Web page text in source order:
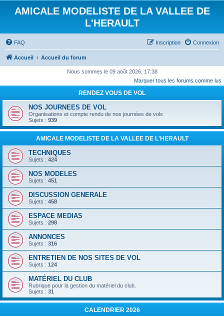
AMICALE MODELISTE DE LA VALLEE DE
L'HERAULT
FAQ Connexion
Inscription
Accueil Accueil du forum
Nous sommes le 09 août 2026, 17:38
Marquer tous les forums comme lus
RENDEZ VOUS DE VOL
NOS JOURNEES DE VOL
Organisations et compte rendu de nos journées de vols
Sujets : 939
AMICALE MODELISTE DE LA VALLEE DE L'HERAULT
TECHNIQUES
Sujets : 424
NOS MODELES
Sujets : 451
DISCUSSION GENERALE
Sujets : 458
ESPACE MEDIAS
Sujets : 298
ANNONCES
Sujets : 316
ENTRETIEN DE NOS SITES DE VOL
Sujets : 124
MATÉRIEL DU CLUB
Rubrique pour la gestion du matériel du club.
Sujets : 31
CALENDRIER 2026